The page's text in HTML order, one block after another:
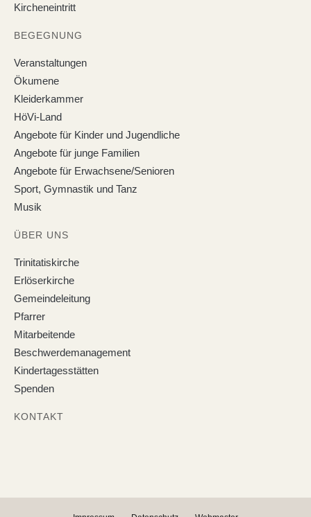
Kircheneintritt
BEGEGNUNG
Veranstaltungen
Ökumene
Kleiderkammer
HöVi-Land
Angebote für Kinder und Jugendliche
Angebote für junge Familien
Angebote für Erwachsene/Senioren
Sport, Gymnastik und Tanz
Musik
ÜBER UNS
Trinitatiskirche
Erlöserkirche
Gemeindeleitung
Pfarrer
Mitarbeitende
Beschwerdemanagement
Kindertagesstätten
Spenden
KONTAKT